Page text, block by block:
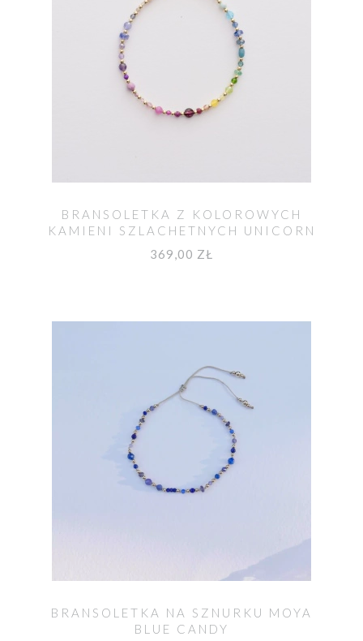
BRANSOLETKA Z KOLOROWYCH
KAMIENI SZLACHETNYCH UNICORN
369,00 ZŁ
BRANSOLETKA NA SZNURKU MOYA
BLUE CANDY